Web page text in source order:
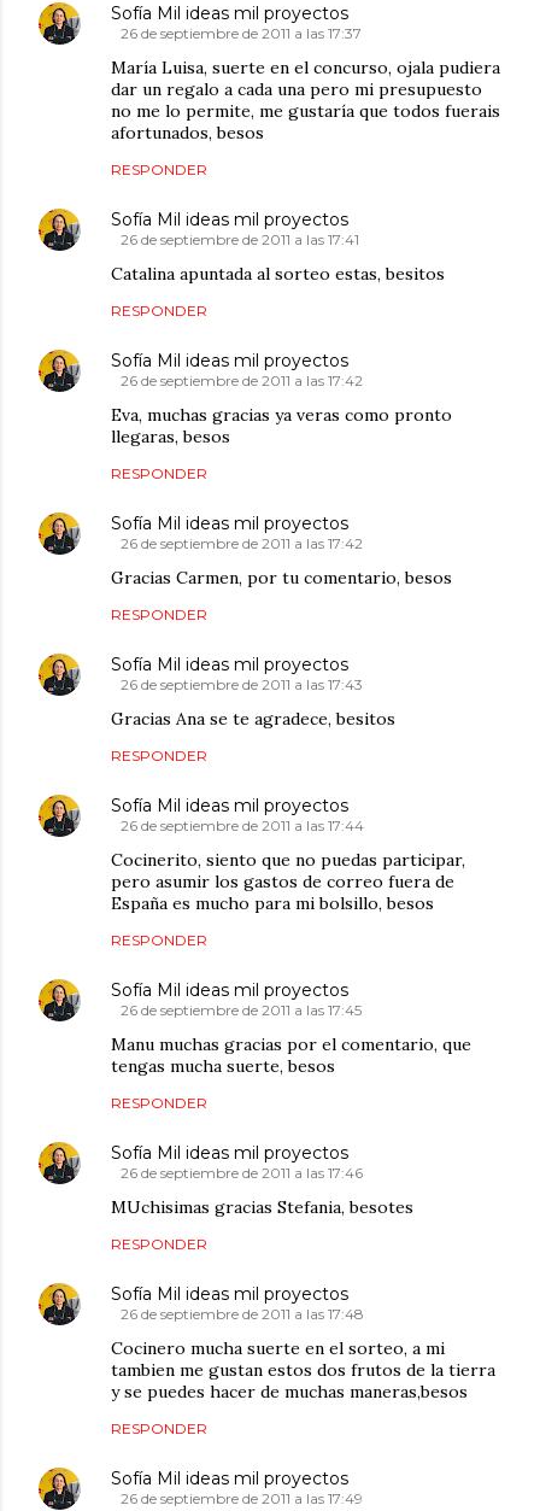
Sofía Mil ideas mil proyectos
26 de septiembre de 2011 a las 17:37
María Luisa, suerte en el concurso, ojala pudiera
dar un regalo a cada una pero mi presupuesto
no me lo permite, me gustaría que todos fuerais
afortunados, besos
RESPONDER
Sofía Mil ideas mil proyectos
26 de septiembre de 2011 a las 17:41
Catalina apuntada al sorteo estas, besitos
RESPONDER
Sofía Mil ideas mil proyectos
26 de septiembre de 2011 a las 17:42
Eva, muchas gracias ya veras como pronto
llegaras, besos
RESPONDER
Sofía Mil ideas mil proyectos
26 de septiembre de 2011 a las 17:42
Gracias Carmen, por tu comentario, besos
RESPONDER
Sofía Mil ideas mil proyectos
26 de septiembre de 2011 a las 17:43
Gracias Ana se te agradece, besitos
RESPONDER
Sofía Mil ideas mil proyectos
26 de septiembre de 2011 a las 17:44
Cocinerito, siento que no puedas participar,
pero asumir los gastos de correo fuera de
España es mucho para mi bolsillo, besos
RESPONDER
Sofía Mil ideas mil proyectos
26 de septiembre de 2011 a las 17:45
Manu muchas gracias por el comentario, que
tengas mucha suerte, besos
RESPONDER
Sofía Mil ideas mil proyectos
26 de septiembre de 2011 a las 17:46
MUchisimas gracias Stefania, besotes
RESPONDER
Sofía Mil ideas mil proyectos
26 de septiembre de 2011 a las 17:48
Cocinero mucha suerte en el sorteo, a mi
tambien me gustan estos dos frutos de la tierra
y se puedes hacer de muchas maneras,besos
RESPONDER
Sofía Mil ideas mil proyectos
26 de septiembre de 2011 a las 17:49